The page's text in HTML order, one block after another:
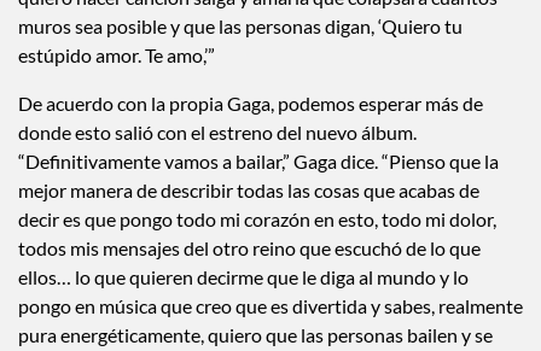
muros sea posible y que las personas digan, ‘Quiero tu
estúpido amor. Te amo,’”
De acuerdo con la propia Gaga, podemos esperar más de
donde esto salió con el estreno del nuevo álbum.
“Definitivamente vamos a bailar,” Gaga dice. “Pienso que la
mejor manera de describir todas las cosas que acabas de
decir es que pongo todo mi corazón en esto, todo mi dolor,
todos mis mensajes del otro reino que escuchó de lo que
ellos… lo que quieren decirme que le diga al mundo y lo
pongo en música que creo que es divertida y sabes, realmente
pura energéticamente, quiero que las personas bailen y se